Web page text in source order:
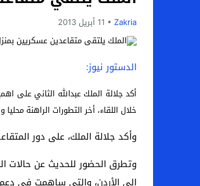
Next
Zakria 11 أبريل 2013
الدستور نيوز:
أكد جلالة الملك عبدالله الثاني على
خلال اللقاء، أخر التطورات الراهنة
وأكد جلالة الملك، على دور
وتطرق الحضور للحديث عن حالات
إلى الأردن، والتي ساهمت في دعم